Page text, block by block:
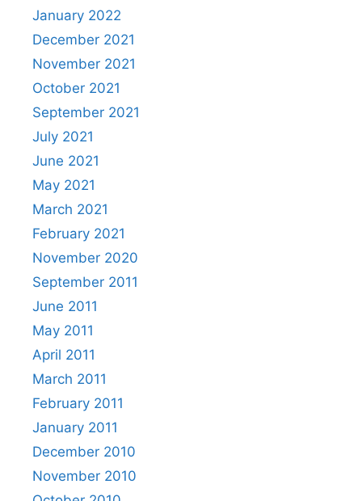
January 2022
December 2021
November 2021
October 2021
September 2021
July 2021
June 2021
May 2021
March 2021
February 2021
November 2020
September 2011
June 2011
May 2011
April 2011
March 2011
February 2011
January 2011
December 2010
November 2010